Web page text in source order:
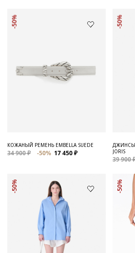
Церемония
Распродажа
Для нее
Сумки и
-50%
КОЖАНЫЙ РЕМЕНЬ EMBELLA SUEDE
34 900 ₽ -50% 17 450 ₽
-50%
ДЖИНСЫ
JORIS
39 900
-50% -50%